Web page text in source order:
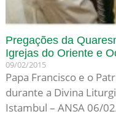
Pregações da
Igrejas do Oriente e
09/02/2015
Papa Francisco e o
durante a Divina
Istambul – ANSA 06/